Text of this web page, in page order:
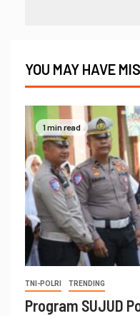
YOU MAY HAVE
1 min read
TNI-POLRI TRENDING
Program SUJUD